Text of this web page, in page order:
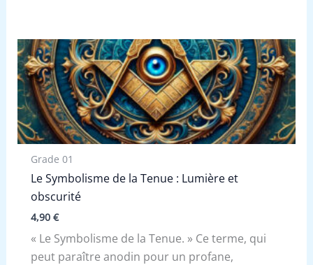
Grade 01
Le Symbolisme de la Tenue : Lumière et
obscurité
4,90 €
« Le Symbolisme de la Tenue. » Ce terme, qui
peut paraître anodin pour un profane,